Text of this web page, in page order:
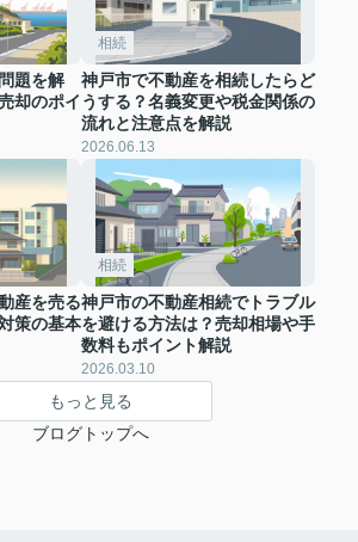
題を解
却のポイ
相続
神戸市で不動産を相続したらど
うする？名義変更や税金関係の
流れと注意点を解説
2026.06.13
産を売る
策の基本
相続
神戸市の不動産相続でトラブル
を避ける方法は？売却相場や手
数料もポイント解説
2026.03.10
もっと見る
ブログトップへ